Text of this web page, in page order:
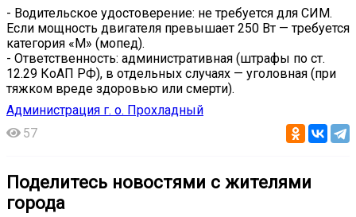
- Водительское удостоверение: не требуется для СИМ.
Если мощность двигателя превышает 250 Вт — требуется
категория «М» (мопед).
- Ответственность: административная (штрафы по ст.
12.29 КоАП РФ), в отдельных случаях — уголовная (при
тяжком вреде здоровью или смерти).
Администрация г. о. Прохладный
57
Поделитесь новостями с жителями
города